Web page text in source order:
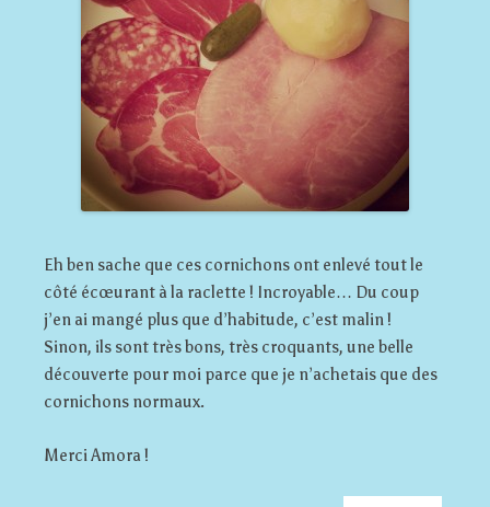
Eh ben sache que ces cornichons ont enlevé tout le
côté écœurant à la raclette ! Incroyable… Du coup
j’en ai mangé plus que d’habitude, c’est malin !
Sinon, ils sont très bons, très croquants, une belle
découverte pour moi parce que je n’achetais que des
cornichons normaux.
Merci Amora !